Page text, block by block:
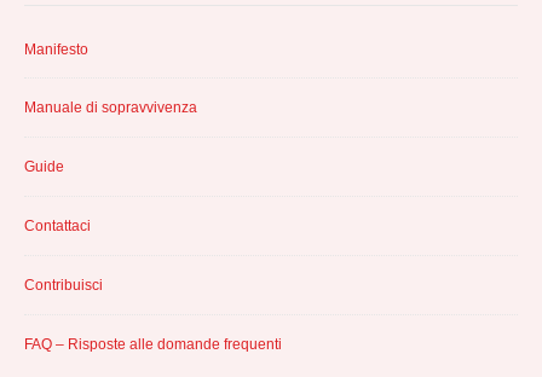
Manifesto
Manuale di sopravvivenza
Guide
Contattaci
Contribuisci
FAQ – Risposte alle domande frequenti